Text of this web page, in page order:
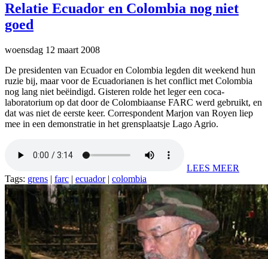
Relatie Ecuador en Colombia nog niet
goed
woensdag 12 maart 2008
De presidenten van Ecuador en Colombia legden dit weekend hun
ruzie bij, maar voor de Ecuadorianen is het conflict met Colombia
nog lang niet beëindigd. Gisteren rolde het leger een coca-
laboratorium op dat door de Colombiaanse FARC werd gebruikt, en
dat was niet de eerste keer. Correspondent Marjon van Royen liep
mee in een demonstratie in het grensplaatsje Lago Agrio.
LEES MEER
Tags: grens | farc | ecuador| colombia